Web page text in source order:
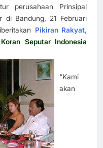
perusahaan Prinsipal
di Bandung, 21 Februari
Pikiran Rakyat,
Koran Seputar Indonesia
“Kami
akan